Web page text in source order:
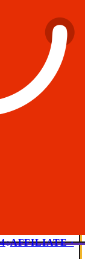
AFFILIATE ·